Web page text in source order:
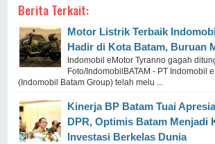
Berita Terkait:
Motor Listrik Terbaik
Hadir di Kota Batam, Buruan
Indomobil eMotor Tyranno gagah
Foto/IndomobilBATAM - PT Indomobil
(Indomobil Batam Group) telah melu ...
Kinerja BP Batam Tuai
DPR, Optimis Batam Menjadi
Investasi Berkelas Dunia